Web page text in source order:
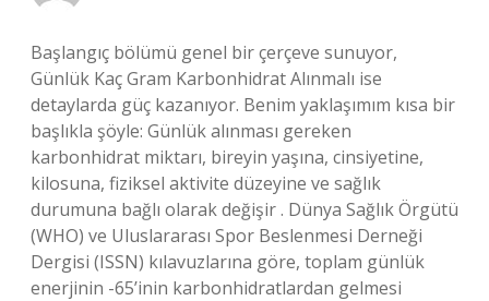
Başlangıç bölümü genel bir çerçeve sunuyor,
Günlük Kaç Gram Karbonhidrat Alınmalı ise
detaylarda güç kazanıyor. Benim yaklaşımım kısa bir
başlıkla şöyle: Günlük alınması gereken
karbonhidrat miktarı, bireyin yaşına, cinsiyetine,
kilosuna, fiziksel aktivite düzeyine ve sağlık
durumuna bağlı olarak değişir . Dünya Sağlık Örgütü
(WHO) ve Uluslararası Spor Beslenmesi Derneği
Dergisi (ISSN) kılavuzlarına göre, toplam günlük
enerjinin -65’inin karbonhidratlardan gelmesi